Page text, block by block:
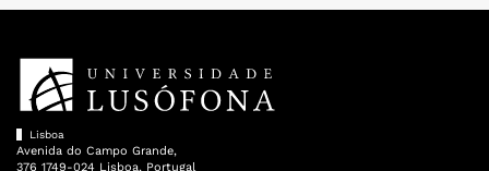
Lisboa
Avenida do Campo Grande,
376 1749-024 Lisboa, Portugal